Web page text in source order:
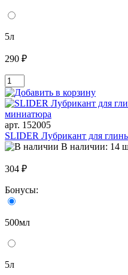
5л
290 ₽
арт. 152005
SLIDER Лубрикант для
В наличии: 14
304 ₽
Бонусы:
500мл
5л